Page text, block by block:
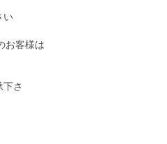
い
お客様は
さ